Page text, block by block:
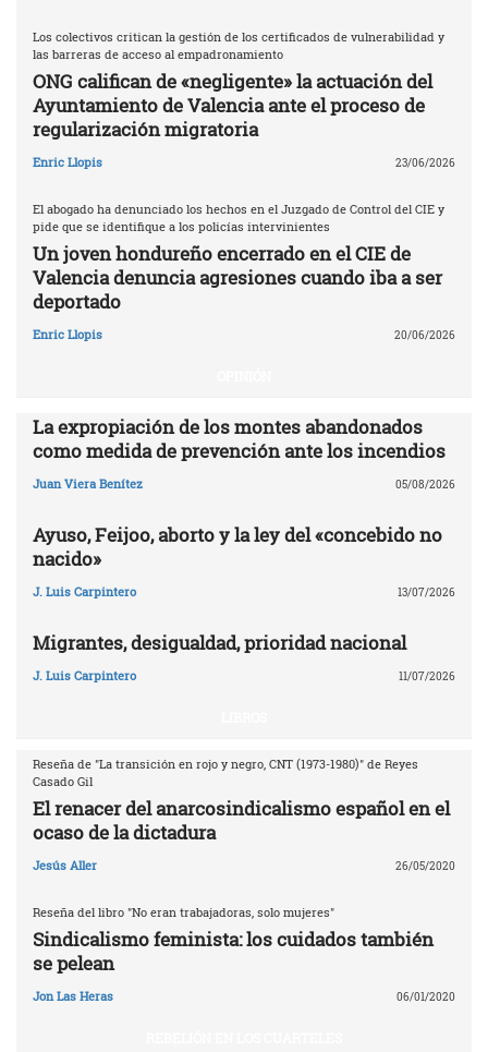
Los colectivos critican la gestión de los certificados de vulnerabilidad y
las barreras de acceso al empadronamiento
ONG califican de «negligente» la actuación del
Ayuntamiento de Valencia ante el proceso de
regularización migratoria
Enric Llopis 23/06/2026
El abogado ha denunciado los hechos en el Juzgado de Control del CIE y
pide que se identifique a los policías intervinientes
Un joven hondureño encerrado en el CIE de
Valencia denuncia agresiones cuando iba a ser
deportado
Enric Llopis 20/06/2026
La expropiación de los montes abandonados
como medida de prevención ante los incendios
Juan Viera Benítez 05/08/2026
Ayuso, Feijoo, aborto y la ley del «concebido no
nacido»
J. Luis Carpintero 13/07/2026
Migrantes, desigualdad, prioridad nacional
J. Luis Carpintero 11/07/2026
Reseña de "La transición en rojo y negro, CNT (1973-1980)" de Reyes
Casado Gil
El renacer del anarcosindicalismo español en el
ocaso de la dictadura
Jesús Aller 26/05/2020
Reseña del libro "No eran trabajadoras, solo mujeres"
Sindicalismo feminista: los cuidados también
se pelean
Jon Las Heras 06/01/2020